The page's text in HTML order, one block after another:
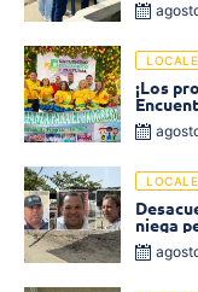
¡Los
2026 en
niega